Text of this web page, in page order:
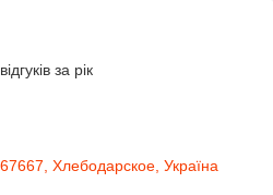
за рік
Хлебодарское, Україна